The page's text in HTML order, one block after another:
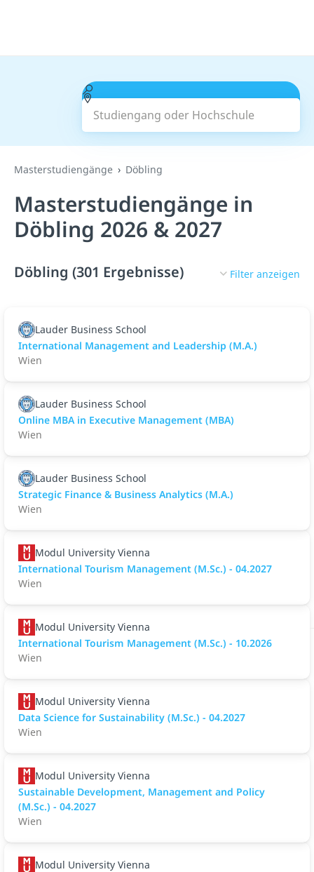
Studiengang oder Hochschule
Suchen
Masterstudiengänge Döbling
Masterstudiengänge in
Döbling 2026 & 2027
Döbling (301 Ergebnisse) Filter anzeigen
Lauder Business School
International Management and Leadership (M.A.)
Wien
Lauder Business School
Online MBA in Executive Management (MBA)
Wien
Lauder Business School
Strategic Finance & Business Analytics (M.A.)
Wien
Modul University Vienna
International Tourism Management (M.Sc.) - 04.2027
Wien
Modul University Vienna
International Tourism Management (M.Sc.) - 10.2026
Wien
Modul University Vienna
Data Science for Sustainability (M.Sc.) - 04.2027
Wien
Modul University Vienna
Sustainable Development, Management and Policy
(M.Sc.) - 04.2027
Wien
Modul University Vienna